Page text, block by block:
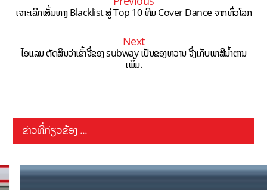
ເຈາະເລິກເສັ້ນທາງ Blacklist ສູ່ Top 10 ທີມ Cover Dance ຈາກທົ່ວໂລກ
Next
ໄອແລນ ຕັດສິນວ່າເຂົ້າຈີ່ຂອງ subway ເປັນຂອງຫວານ ຈື່ງເກັບພາສີນ້ຳຕານ
ເພິ່ມ.
ຂ່າວທີ່ກ່ຽວຂ້ອງ ...